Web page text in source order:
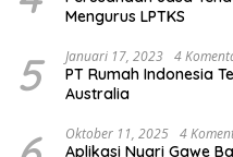
Mengurus LPTKS
5 Januari 17, 2023 4
PT Rumah Indonesia
Australia
Oktober 11, 2025 4
Aplikasi Nyari Gawe